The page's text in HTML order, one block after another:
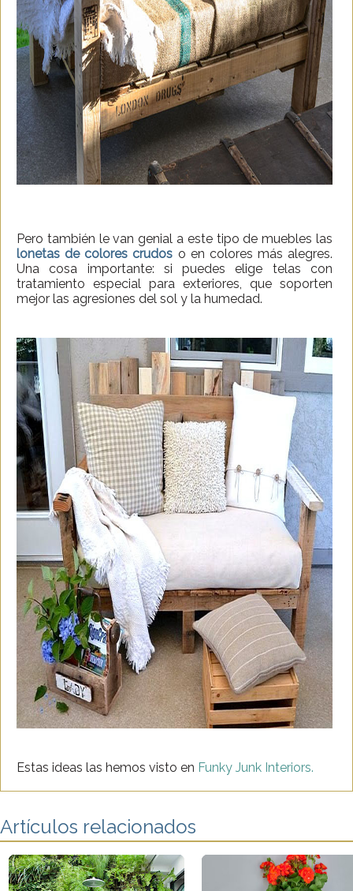
Pero también le van genial a este tipo de muebles las
lonetas de colores crudos o en colores más alegres.
Una cosa importante: si puedes elige telas con
tratamiento especial para exteriores, que soporten
mejor las agresiones del sol y la humedad.
Estas ideas las hemos visto en Funky Junk Interiors.
Artículos relacionados